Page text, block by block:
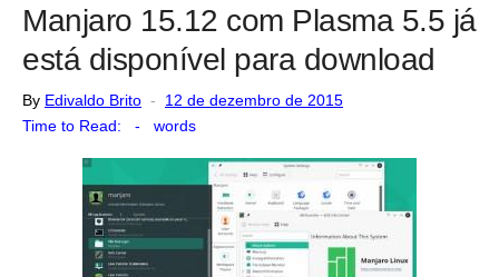
Manjaro 15.12 com Plasma 5.5 já
está disponível para download
By Edivaldo Brito
Posted
12 de dezembro de 2015
Time to Read:
- words